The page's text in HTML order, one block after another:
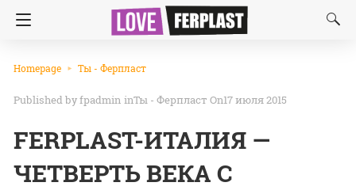
Homepage Ты - Ферпласт
fpadmin inТы - Ферпласт On17 июля 2015
FERPLAST-ИТАЛИЯ —
ЧЕТВЕРТЬ ВЕКА С